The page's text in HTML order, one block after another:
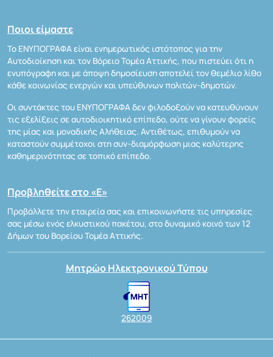
Ποιοι είμαστε
Το ΕΝΥΠΟΓΡΑΦΑ είναι ενημερωτικός ιστότοπος για την
Αυτοδιοίκηση και τον Βόρειο Τομέα Αττικής, που πιστεύει ότι η
ενυπόγραφη και με άποψη δημοσίευση αποτελεί τον θεμέλιο λίθο
κάθε κοινωνίας ενεργών και υπεύθυνων πολιτών-δημοτών.
Οι συντάκτες του ΕΝΥΠΟΓΡΑΦΑ δεν φιλοδοξούν να κατευθύνουν
τις εξελίξεις σε αυτοδιοικητικό επίπεδο, ούτε να γίνουν φορείς
της μίας και μοναδικής Αλήθειας. Αντιθέτως, επιθυμούν να
καταστούν συμμέτοχοι στη συν-διαμόρφωση μιας καλύτερης
καθημερινότητας σε τοπικό επίπεδο.
Προβληθείτε στο «Ε»
Προβάλλετε την εταιρεία σας και επικοινωνήστε τις υπηρεσίες
σας μέσω ενός ελκυστικού πακέτου, στο δυναμικό κοινό των 12
Δήμων του Βορείου Τομέα Αττικής.
Μητρώο Ηλεκτρονικού Τύπου
262009